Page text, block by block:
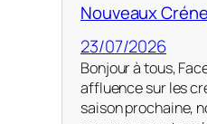
Nouveaux
23/07/2026
Bonjour à tous,
affluence sur les
saison prochaine,